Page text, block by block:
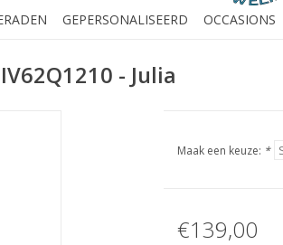
GEPERSONALISEERD OCCASIONS
- Julia
Maak een keuze: *
€139,00